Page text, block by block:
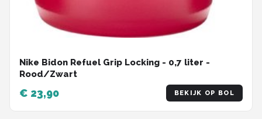
Nike Bidon Refuel Grip Locking - 0,7 liter -
Rood/Zwart
€ 23,90 BEKIJK OP BOL